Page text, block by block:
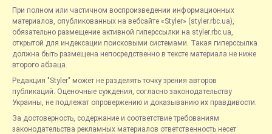
При полном или частичном воспроизведении информационных
материалов, опубликованных на вебсайте «Styler» (styler.rbc.ua),
обязательно размещение активной гиперссылки на styler.rbc.ua,
открытой для индексации поисковыми системами. Такая гиперссылка
должна быть размещена непосредственно в тексте материала не ниже
второго абзаца.
Редакция "Styler" может не разделять точку зрения авторов
публикаций. Оценочные суждения, согласно законодательству
Украины, не подлежат опровержению и доказыванию их правдивости.
За достоверность, содержание и соответствие требованиям
законодательства рекламных материалов ответственность несет